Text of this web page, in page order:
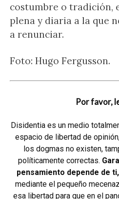
costumbre o tradición,
plena y diaria a la que
a renunciar.
Foto: Hugo Fergusson.
Por favor,
Disidentia es un medio
espacio de libertad de
los dogmas no existen,
políticamente correctas.
pensamiento depende de
mediante el pequeño
esa libertad para que en el